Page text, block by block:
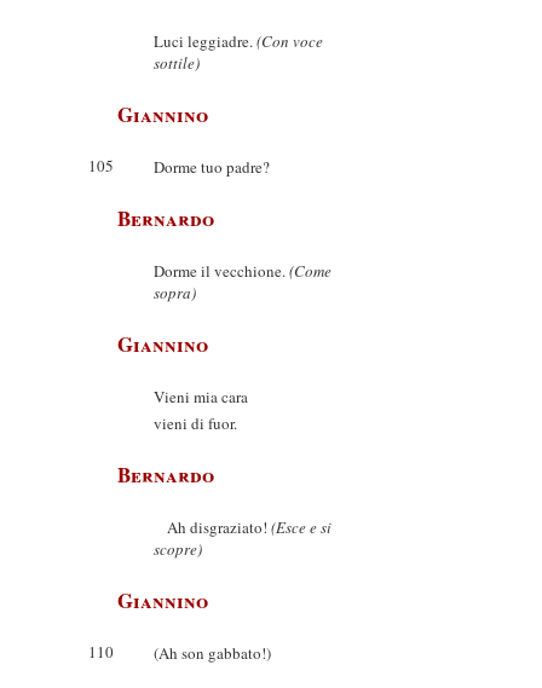
Luci leggiadre.(Con voce
sottile)
Giannino
105 Dorme tuo padre?
Bernardo
Dorme il vecchione.(Come
sopra)
Giannino
Vieni mia cara
vieni di fuor.
Bernardo
Ah disgraziato! (Esce e si
scopre)
Giannino
110 (Ah son gabbato!)